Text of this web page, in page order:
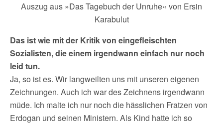
Auszug aus »Das Tagebuch der Unruhe« von Ersin
Karabulut
Das ist wie mit der Kritik von eingefleischten
Sozialisten, die einem irgendwann einfach nur noch
leid tun.
Ja, so ist es. Wir langweilten uns mit unseren eigenen
Zeichnungen. Auch ich war des Zeichnens irgendwann
müde. Ich malte ich nur noch die hässlichen Fratzen von
Erdogan und seinen Ministern. Als Kind hatte ich so